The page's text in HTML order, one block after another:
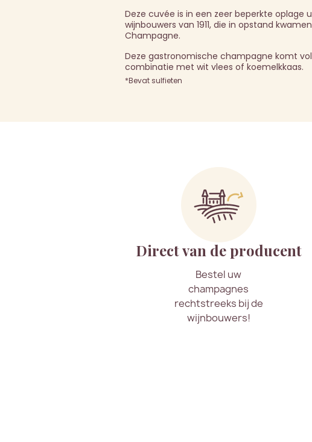
Deze cuvée is in een zeer beperkte oplage
wijnbouwers van 1911, die in opstand
Champagne.
Deze gastronomische champagne komt
combinatie met wit vlees of koemelkkaas.
*Bevat sulfieten
Direct van de producent
Bestel uw
champagnes
rechtstreeks bij de
wijnbouwers!